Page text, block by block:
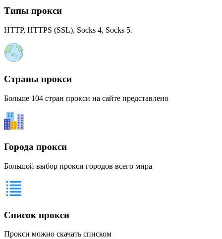
Типы прокси
HTTP, HTTPS (SSL), Socks 4, Socks 5.
Страны прокси
Больше 104 стран прокси на сайте представлено
Города прокси
Большой выбор прокси городов всего мира
Список прокси
Прокси можно скачать списком